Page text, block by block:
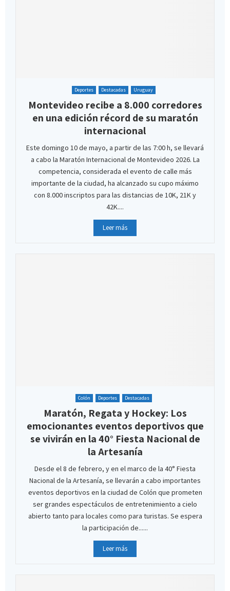
Deportes Destacadas Uruguay
Montevideo recibe a 8.000 corredores
en una edición récord de su maratón
internacional
Este domingo 10 de mayo, a partir de las 7:00 h, se llevará
a cabo la Maratón Internacional de Montevideo 2026. La
competencia, considerada el evento de calle más
importante de la ciudad, ha alcanzado su cupo máximo
con 8.000 inscriptos para las distancias de 10K, 21K y
42K....
Leer más
Colón Deportes Destacadas
Maratón, Regata y Hockey: Los
emocionantes eventos deportivos que
se vivirán en la 40° Fiesta Nacional de
la Artesanía
Desde el 8 de febrero, y en el marco de la 40° Fiesta
Nacional de la Artesanía, se llevarán a cabo importantes
eventos deportivos en la ciudad de Colón que prometen
ser grandes espectáculos de entretenimiento a cielo
abierto tanto para locales como para turistas. Se espera
la participación de......
Leer más